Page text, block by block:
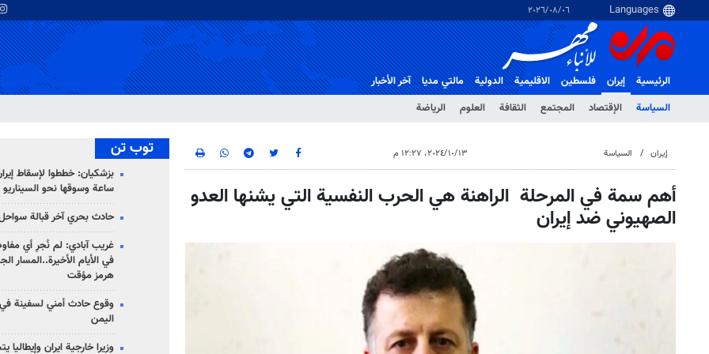
٠٦‏/٠٨‏/٢٠٢٦
الرئيسية
إيران
السياسة
الإقتصاد المجتمع الثقافة العلوم الرياضة
فلسطین الاقلیمیة الدولية مالتي مدیا آخر الأخبار
إيران السياسة ١٣‏/١٠‏/٢٠٢٤، ١٢:٢٧ م
أهم سمة في المرحلة الراهنة هي الحرب النفسية التي يشنها العدو
الصهيوني ضد إيران
توب تن
ساعة وسوقها نحو
حادث بحري آخر قبالة
غريب آبادي: لم نُجرِ أي
في الأيام الأخيرة..المسار
هرمز مؤقت
وقوع حادث أمني لسفينة
اليمن
وزيرا خارجية ايران وإيطاليا